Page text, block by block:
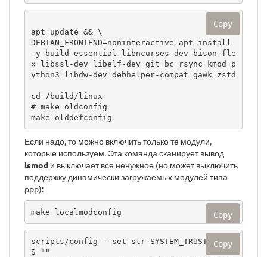
apt update && \
DEBIAN_FRONTEND=noninteractive apt install
-y build-essential libncurses-dev bison fle
x libssl-dev libelf-dev git bc rsync kmod p
ython3 libdw-dev debhelper-compat gawk zstd
cd /build/linux
# make oldconfig
make olddefconfig
Copy
Если надо, то можно включить только те модули,
которые используем. Эта команда сканирует вывод
lsmod и выключает все ненужное (но может выключить
поддержку динамически загружаемых модулей типа
ppp):
make localmodconfig Copy
scripts/config --set-str SYSTEM_TRUSTED_KEY
S ""
Copy